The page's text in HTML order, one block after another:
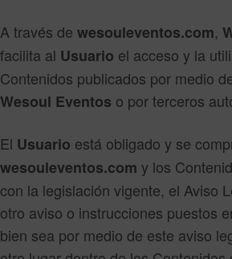
A través dewesouleventos.com,
facilita al Usuario el acceso y la
Contenidos publicados por medio
Wesoul Eventos o por terceros
El Usuario está obligado y se
wesouleventos.com y los
con la legislación vigente, el Aviso
otro aviso o instrucciones puestos
bien sea por medio de este aviso